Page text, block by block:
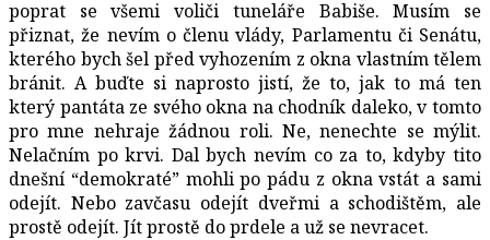
poprat se všemi voliči tuneláře Babiše. Musím se
přiznat, že nevím o členu vlády, Parlamentu či Senátu,
kterého bych šel před vyhozením z okna vlastním tělem
bránit. A buďte si naprosto jistí, že to, jak to má ten
který pantáta ze svého okna na chodník daleko, v tomto
pro mne nehraje žádnou roli. Ne, nenechte se mýlit.
Nelačním po krvi. Dal bych nevím co za to, kdyby tito
dnešní “demokraté” mohli po pádu z okna vstát a sami
odejít. Nebo zavčasu odejít dveřmi a schodištěm, ale
prostě odejít. Jít prostě do prdele a už se nevracet.